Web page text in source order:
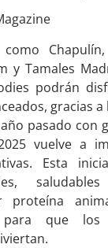
y Tamales
podrán
gracias
pasado con
vuelve a
Esta
proteína
para que los